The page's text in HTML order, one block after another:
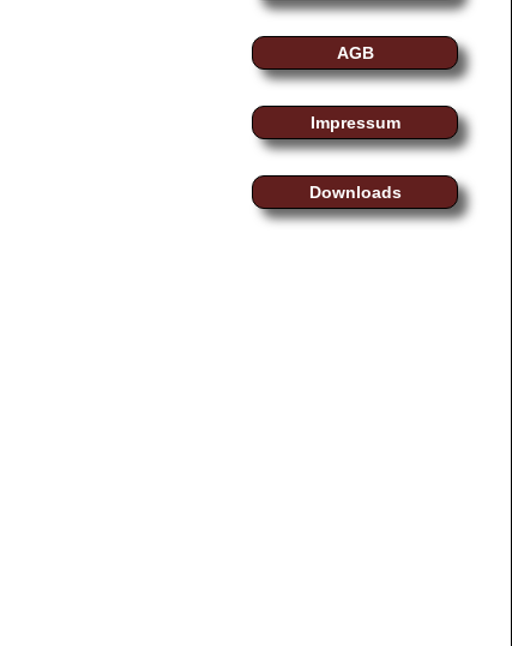
AGB
Impressum
Downloads